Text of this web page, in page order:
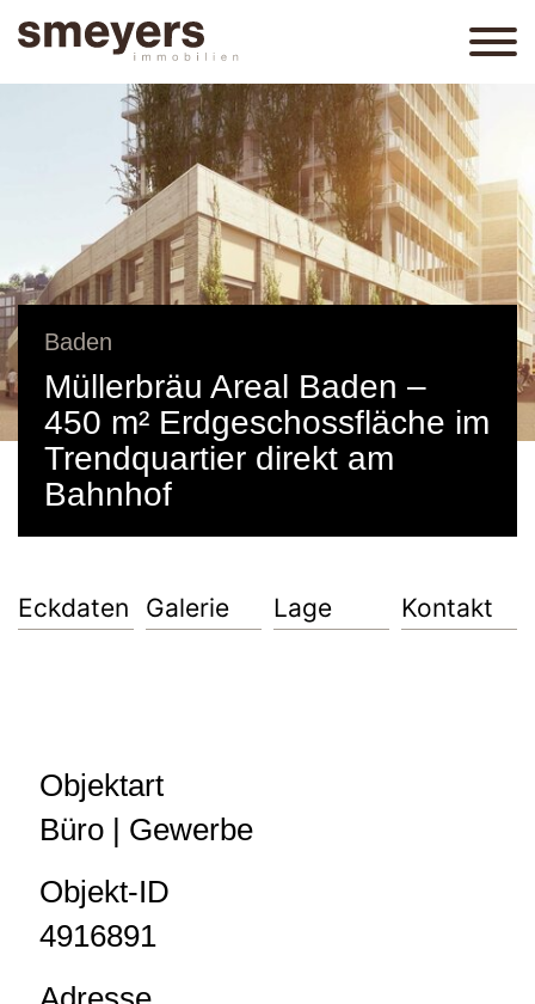
Baden
Müllerbräu Areal Baden –
450 m² Erdgeschossfläche im
Trendquartier direkt am
Bahnhof
Eckdaten Galerie Lage Kontakt
Objektart
Büro | Gewerbe
Objekt-ID
4916891